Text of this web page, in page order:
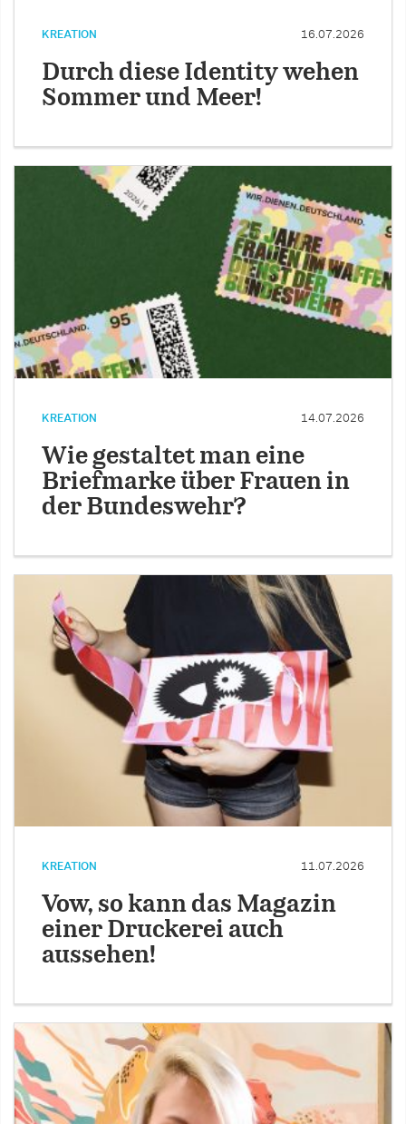
KREATION 16.07.2026
Durch diese Identity wehen
Sommer und Meer!
KREATION 14.07.2026
Wie gestaltet man eine
Briefmarke über Frauen in
der Bundeswehr?
KREATION 11.07.2026
Vow, so kann das Magazin
einer Druckerei auch
aussehen!